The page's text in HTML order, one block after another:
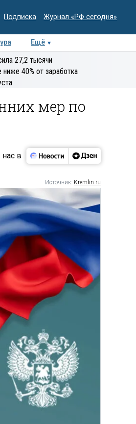
Подписка Журнал «РФ сегодня»
Ещё
Колумнисты
27,2 тысячи
40% от заработка
мер по
нас в
Источник: Kremlin.ru